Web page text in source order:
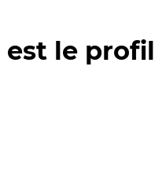
est le